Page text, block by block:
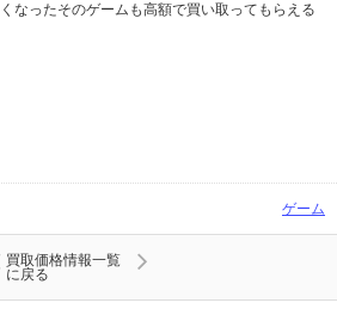
なったそのゲームも高額で買い取ってもらえる
ゲーム
買取価格情報一覧
に戻る